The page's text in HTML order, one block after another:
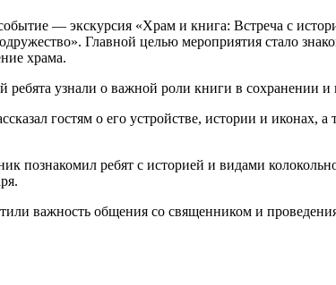
— экскурсия «Храм и книга: Встреча с
Главной целью мероприятия стало
храма.
узнали о важной роли книги в сохранении и
гостям о его устройстве, истории и иконах,
познакомил ребят с историей и видами
важность общения со священником и